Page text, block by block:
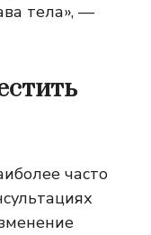
тела», —
часто